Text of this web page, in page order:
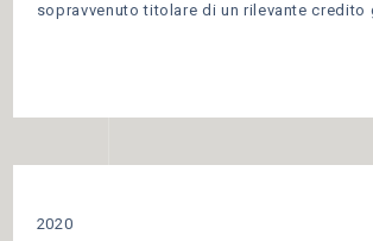
sopravvenuto titolare di un rilevante credito
2020